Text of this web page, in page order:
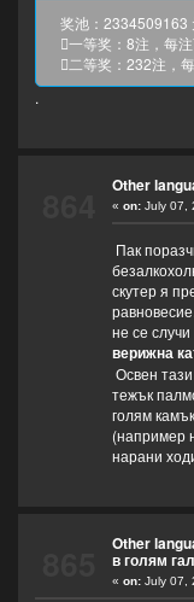
奖池：2334509163
一等奖：8注，每
二等奖：232注，
.
Other
« on:July 07,
Пак
скутер я
не се
верижна
Освен
тежък
голям
(например
нарани
Other
в голям
« on:July 07,